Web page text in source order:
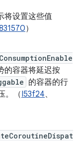
将设置这些值
）
的容器将延迟按
的容器的行
。（I53f24、